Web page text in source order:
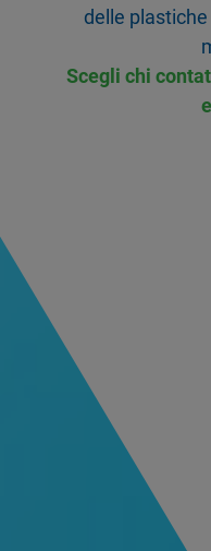
delle
Scegli chi